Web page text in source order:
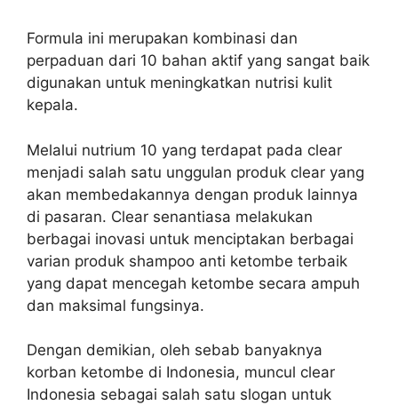
Formula ini merupakan kombinasi dan
perpaduan dari 10 bahan aktif yang sangat baik
digunakan untuk meningkatkan nutrisi kulit
kepala.
Melalui nutrium 10 yang terdapat pada clear
menjadi salah satu unggulan produk clear yang
akan membedakannya dengan produk lainnya
di pasaran. Clear senantiasa melakukan
berbagai inovasi untuk menciptakan berbagai
varian produk shampoo anti ketombe terbaik
yang dapat mencegah ketombe secara ampuh
dan maksimal fungsinya.
Dengan demikian, oleh sebab banyaknya
korban ketombe di Indonesia, muncul clear
Indonesia sebagai salah satu slogan untuk